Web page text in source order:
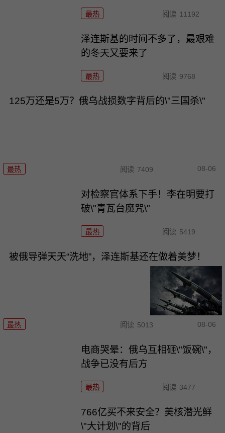
最热 阅读 11192
泽连斯基的时间不多了，最艰难
的冬天又要来了
最热 阅读 9768
125万还是5万？俄乌战损数字背后的\"三国杀\"
最热 阅读 7409 08-06
对检察官体系下手！李在明要打
破\"青瓦台魔咒\"
最热 阅读 5419
被俄导弹天天“洗地”，泽连斯基还在做着美梦！
最热 阅读 5013 08-06
电商哭晕：俄乌互相砸\"饭碗\"，
战争已没有后方
最热 阅读 3477
766亿买不来安全？美核潜光鲜
\"大计划\"的背后